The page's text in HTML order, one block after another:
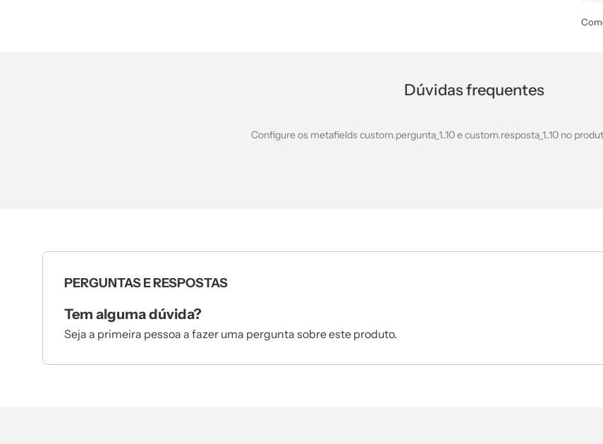
Dúvidas frequentes
Configure os metafields custom.pergunta_1..10 e custom.resposta_1..10 no
PERGUNTAS E RESPOSTAS
Tem alguma dúvida?
Seja a primeira pessoa a fazer uma pergunta sobre este produto.